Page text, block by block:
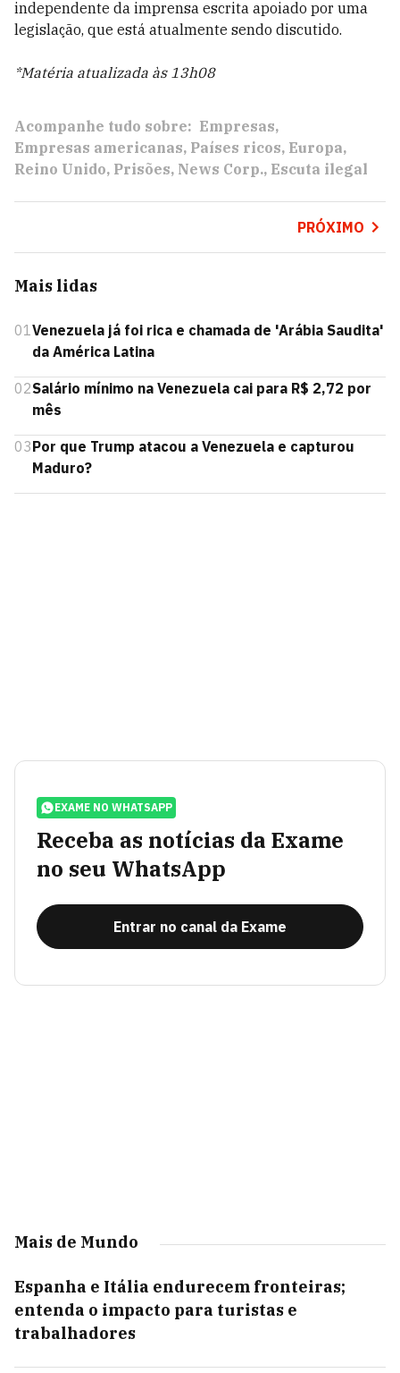
independente da imprensa escrita apoiado por uma
legislação, que está atualmente sendo discutido.
*Matéria atualizada às 13h08
Acompanhe tudo sobre: Empresas
Empresas americanas Países ricos Europa
Reino Unido Prisões News Corp. Escuta ilegal
PRÓXIMO
Mais lidas
01Venezuela já foi rica e chamada de 'Arábia Saudita'
da América Latina
02Salário mínimo na Venezuela cai para R$ 2,72 por
mês
03Por que Trump atacou a Venezuela e capturou
Maduro?
EXAME NO WHATSAPP
Receba as notícias da Exame
no seu WhatsApp
Entrar no canal da Exame
Mais de Mundo
Espanha e Itália endurecem fronteiras;
entenda o impacto para turistas e
trabalhadores